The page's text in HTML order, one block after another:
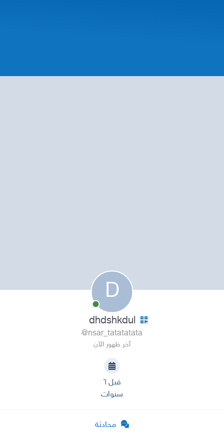
D
dhdshkdul
@nsar_tatatatata
آخر ظهور الآن
قبل ٦
سنوات
محادثة